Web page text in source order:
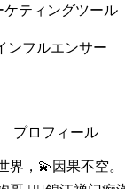
ティングツール
ンフルエンサー
プロフィール
界，💫因果不空